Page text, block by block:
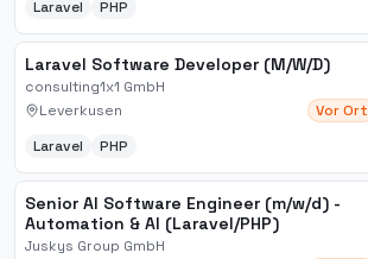
Laravel PHP
Laravel Software Developer (M/W/D)
consulting1x1 GmbH
Leverkusen
Vor Ort
Laravel PHP
Senior AI Software Engineer (m/w/d) -
Automation & AI (Laravel/PHP)
Juskys Group GmbH